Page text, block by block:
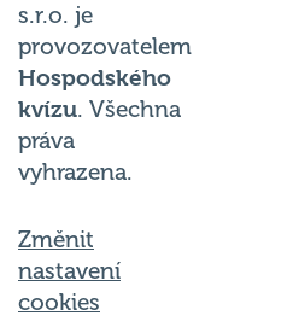
s.r.o. je
provozovatelem
Hospodského
kvízu. Všechna
práva
vyhrazena.
Změnit
nastavení
cookies